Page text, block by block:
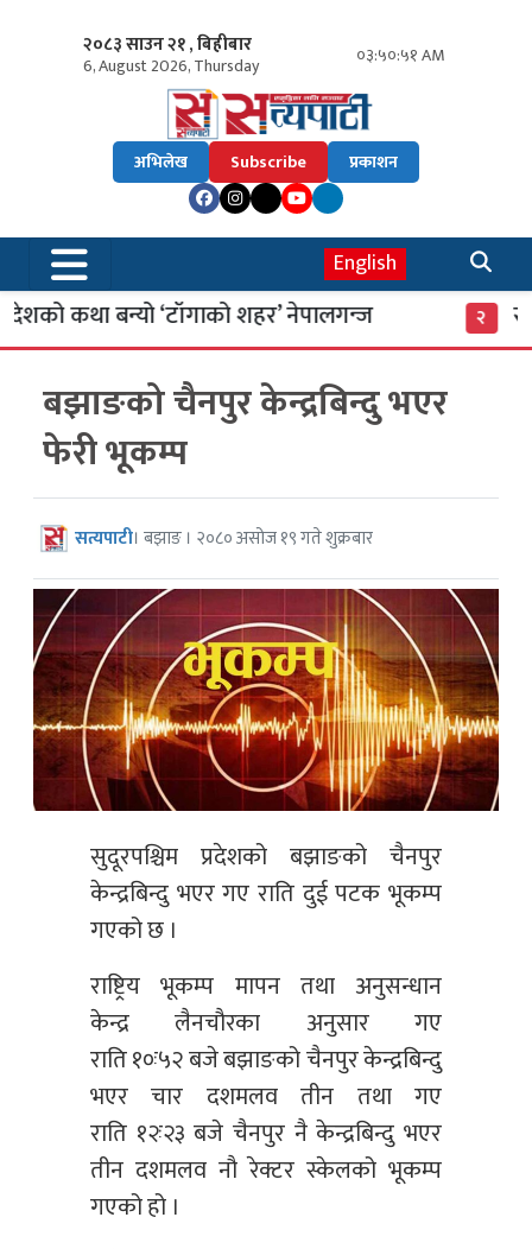
२०८३ साउन २१ , बिहीबार
6, August 2026, Thursday ०३:५०:५२ AM
अभिलेख Subscribe प्रकाशन
English
कथा बन्यो ‘टाँगाको शहर’ नेपालगन्ज
बझाङको चैनपुर केन्द्रबिन्दु भएर
फेरी भूकम्प
सत्यपाटी। बझाङ । २०८० असोज १९ गते शुक्रबार
सुदूरपश्चिम प्रदेशको बझाङको चैनपुर
केन्द्रबिन्दु भएर गए राति दुई पटक भूकम्प
गएको छ ।
राष्ट्रिय भूकम्प मापन तथा अनुसन्धान
केन्द्रलैनचौरका अनुसार गए
राति१०ः५२बजे बझाङको चैनपुर केन्द्रबिन्दु
भएर चार दशमलव तीन तथा गए
राति १२ः२३ बजे चैनपुर नै केन्द्रबिन्दु भएर
तीन दशमलव नौ रेक्टर स्केलको भूकम्प
गएको हो ।